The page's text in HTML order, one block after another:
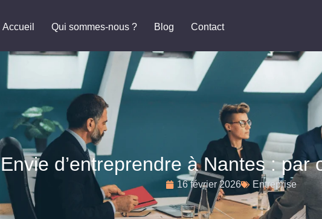
Accueil Qui sommes-nous ? Blog Contact
Envie d’entreprendre à Nantes : par
16 février 2026 Entreprise